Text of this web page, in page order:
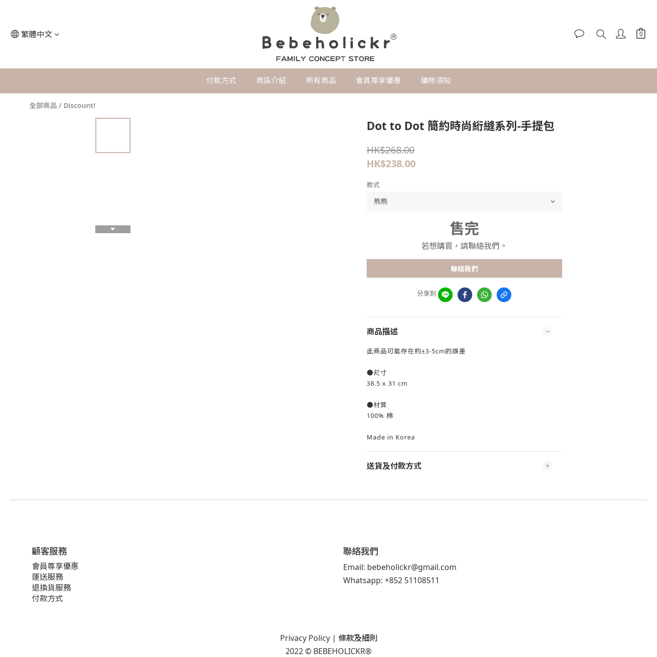
繁體中文
付款方式 商店介紹 所有商品 會員尊享優惠 購物須知
全部商品 / Discount!
Dot to Dot 簡約時尚絎縫系列-手提包
HK$268.00
HK$238.00
款式
售完
若想購買，請聯絡我們。
聯絡我們
分享到
商品描述
此商品可能存在約±3-5cm的誤差
●尺寸
38.5 x 31 cm
●材質
100% 棉
Made in Korea
送貨及付款方式
顧客服務
會員尊享優惠
運送服務
退換貨服務
付款方式
聯絡我們
Email: bebeholickr@gmail.com
Whatsapp: +852 51108511
Privacy Policy| 條款及細則
2022 © BEBEHOLICKR®